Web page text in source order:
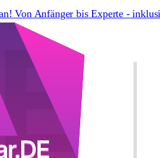
Von Anfänger bis Experte -